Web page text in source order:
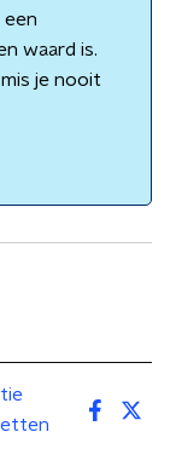
waard is.
je nooit